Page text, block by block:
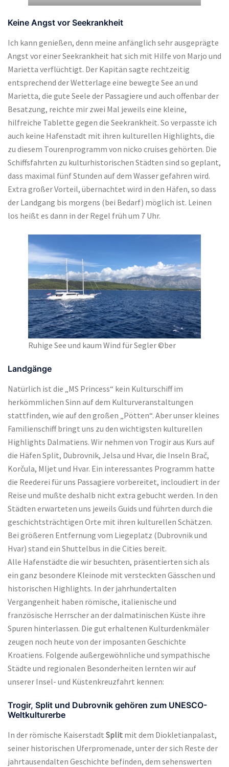
Keine Angst vor Seekrankheit
Ich kann genießen, denn meine anfänglich sehr ausgeprägte
Angst vor einer Seekrankheit hat sich mit Hilfe von Marjo und
Marietta verflüchtigt. Der Kapitän sagte rechtzeitig
entsprechend der Wetterlage eine bewegte See an und
Marietta, die gute Seele der Passagiere und auch offenbar der
Besatzung, reichte mir zwei Mal jeweils eine kleine,
hilfreiche Tablette gegen die Seekrankheit. So verpasste ich
auch keine Hafenstadt mit ihren kulturellen Highlights, die
zu diesem Tourenprogramm von nicko cruises gehörten. Die
Schiffsfahrten zu kulturhistorischen Städten sind so geplant,
dass maximal fünf Stunden auf dem Wasser gefahren wird.
Extra großer Vorteil, übernachtet wird in den Häfen, so dass
der Landgang bis morgens (bei Bedarf) möglich ist. Leinen
los heißt es dann in der Regel früh um 7 Uhr.
Ruhige See und kaum Wind für Segler ©ber
Landgänge
Natürlich ist die „MS Princess“ kein Kulturschiff im
herkömmlichen Sinn auf dem Kulturveranstaltungen
stattfinden, wie auf den großen „Pötten“. Aber unser kleines
Familienschiff bringt uns zu den wichtigsten kulturellen
Highlights Dalmatiens. Wir nehmen von Trogir aus Kurs auf
die Häfen Split, Dubrovnik, Jelsa und Hvar, die Inseln Brač,
Korčula, Mljet und Hvar. Ein interessantes Programm hatte
die Reederei für uns Passagiere vorbereitet, incloudiert in der
Reise und mußte deshalb nicht extra gebucht werden. In den
Städten erwarteten uns jeweils Guids und führten durch die
geschichtsträchtigen Orte mit ihren kulturellen Schätzen.
Bei größeren Entfernung vom Liegeplatz (Dubrovnik und
Hvar) stand ein Shuttelbus in die Cities bereit.
Alle Hafenstädte die wir besuchten, präsentierten sich als
ein ganz besondere Kleinode mit versteckten Gässchen und
historischen Highlights. In der jahrhundertalten
Vergangenheit haben römische, italienische und
französische Herrscher an der dalmatinischen Küste ihre
Spuren hinterlassen. Die gut erhaltenen Kulturdenkmäler
zeugen noch heute von der imposanten Geschichte
Kroatiens. Folgende außergewöhnliche und sympathische
Städte und regionalen Besonderheiten lernten wir auf
unserer Insel- und Küstenkreuzfahrt kennen:
Trogir, Split und Dubrovnik gehören zum UNESCO-
Weltkulturerbe
In der römische Kaiserstadt Split mit dem Diokletianpalast,
seiner historischen Uferpromenade, unter der sich Reste der
jahrtausendalten Geschichte befinden, dem sehenswerten